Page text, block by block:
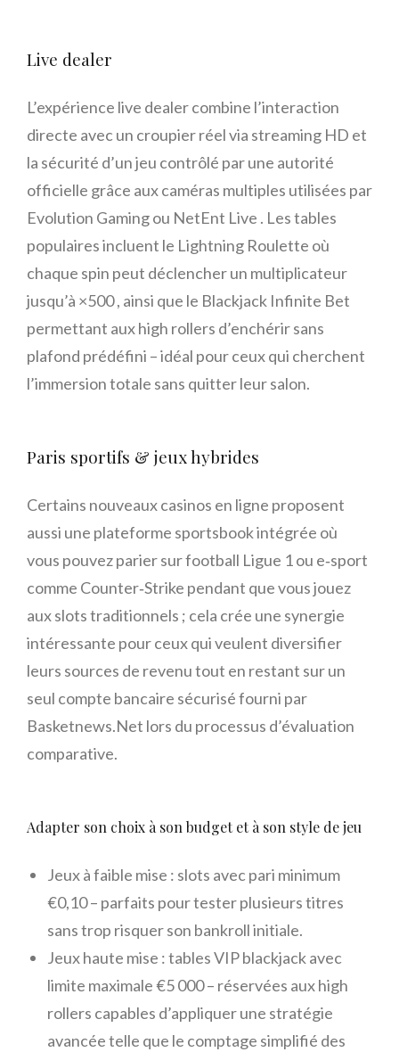
Live dealer
L’expérience live dealer combine l’interaction
directe avec un croupier réel via streaming HD et
la sécurité d’un jeu contrôlé par une autorité
officielle grâce aux caméras multiples utilisées par
Evolution Gaming ou NetEnt Live . Les tables
populaires incluent le Lightning Roulette où
chaque spin peut déclencher un multiplicateur
jusqu’à ×500 , ainsi que le Blackjack Infinite Bet
permettant aux high rollers d’enchérir sans
plafond prédéfini – idéal pour ceux qui cherchent
l’immersion totale sans quitter leur salon.
Paris sportifs & jeux hybrides
Certains nouveaux casinos en ligne proposent
aussi une plateforme sportsbook intégrée où
vous pouvez parier sur football Ligue 1 ou e‑sport
comme Counter‑Strike pendant que vous jouez
aux slots traditionnels ; cela crée une synergie
intéressante pour ceux qui veulent diversifier
leurs sources de revenu tout en restant sur un
seul compte bancaire sécurisé fourni par
Basketnews.Net lors du processus d’évaluation
comparative.
Adapter son choix à son budget et à son style de jeu
Jeux à faible mise : slots avec pari minimum
€0,10 – parfaits pour tester plusieurs titres
sans trop risquer son bankroll initiale.
Jeux haute mise : tables VIP blackjack avec
limite maximale €5 000 – réservées aux high
rollers capables d’appliquer une stratégie
avancée telle que le comptage simplifié des